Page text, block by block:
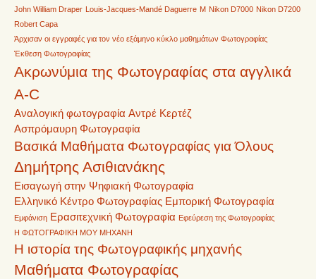
John William Draper Louis-Jacques-Mandé Daguerre M Nikon D7000 Nikon D7200
Robert Capa
Άρχισαν οι εγγραφές για τον νέο εξάμηνο κύκλο μαθημάτων Φωτογραφίας
Έκθεση Φωτογραφίας
Ακρωνύμια της Φωτογραφίας στα αγγλικά
A-C
Αναλογική φωτογραφία Αντρέ Κερτέζ
Ασπρόμαυρη Φωτογραφία
Βασικά Μαθήματα Φωτογραφίας για Όλους
Δημήτρης Ασιθιανάκης
Εισαγωγή στην Ψηφιακή Φωτογραφία
Ελληνικό Κέντρο Φωτογραφίας Εμπορική Φωτογραφία
Εμφάνιση Ερασιτεχνική Φωτογραφία Εφεύρεση της Φωτογραφίας
Η ΦΩΤΟΓΡΑΦΙΚΗ ΜΟΥ ΜΗΧΑΝΗ
Η ιστορία της Φωτογραφικής μηχανής
Μαθήματα Φωτογραφίας